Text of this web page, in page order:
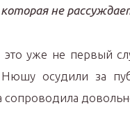
не
это уже не первый
осудили за
сопроводила